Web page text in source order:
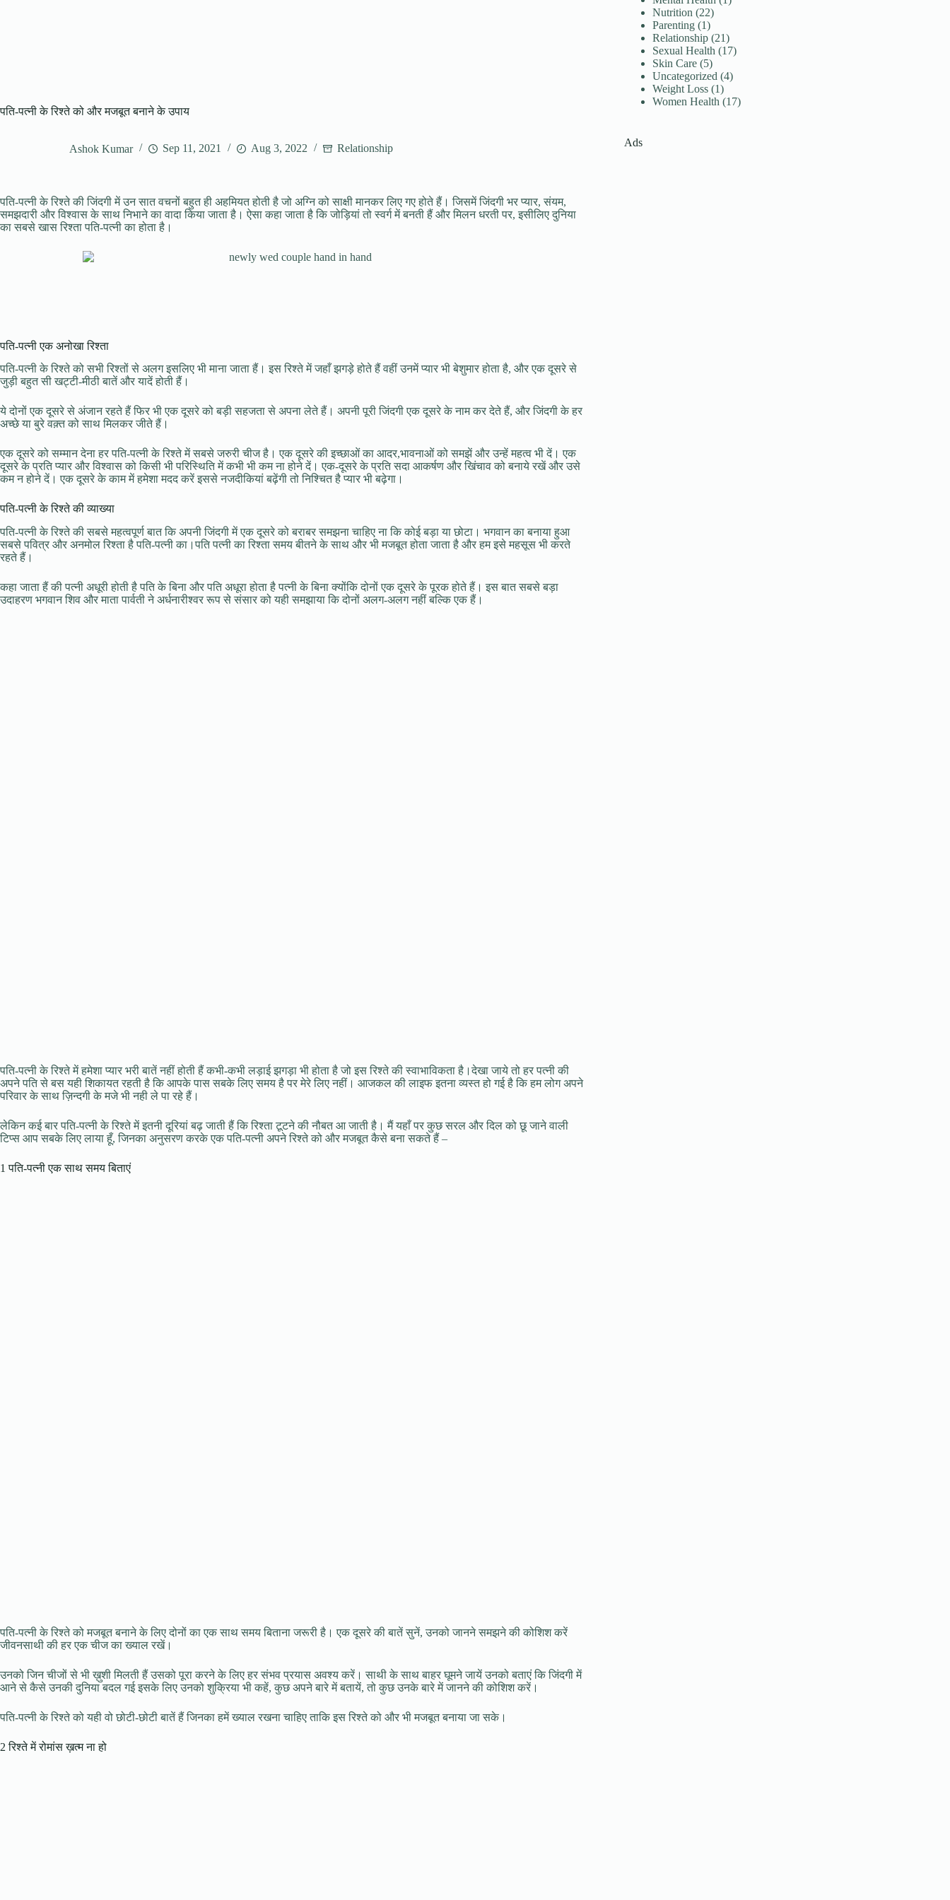
पति-पत्नी के रिश्ते को और मजबूत बनाने के उपाय
Ashok Kumar Sep 11, 2021 Aug 3, 2022 Relationship
पति-पत्नी के रिश्ते की जिंदगी में उन सात वचनों बहुत ही अहमियत होती है जो अग्नि को साक्षी मानकर लिए गए होते हैं। जिसमें जिंदगी भर प्यार, संयम,
समझदारी और विश्वास के साथ निभाने का वादा किया जाता है। ऐसा कहा जाता है कि जोड़ियां तो स्वर्ग में बनती हैं और मिलन धरती पर, इसीलिए दुनिया
का सबसे खास रिश्ता पति-पत्नी का होता है।
पति-पत्नी एक अनोखा रिश्ता
पति-पत्नी के रिश्ते को सभी रिश्तों से अलग इसलिए भी माना जाता हैं। इस रिश्ते में जहाँ झगड़े होते हैं वहीं उनमें प्यार भी बेशुमार होता है, और एक दूसरे से
जुड़ी बहुत सी खट्टी-मीठी बातें और यादें होती हैं।
ये दोनों एक दूसरे से अंजान रहते हैं फिर भी एक दूसरे को बड़ी सहजता से अपना लेते हैं। अपनी पूरी जिंदगी एक दूसरे के नाम कर देते हैं, और जिंदगी के हर
अच्छे या बुरे वक़्त को साथ मिलकर जीते हैं।
एक दूसरे को सम्मान देना हर पति-पत्नी के रिश्ते में सबसे जरुरी चीज है। एक दूसरे की इच्छाओं का आदर,भावनाओं को समझें और उन्हें महत्व भी दें। एक
दूसरे के प्रति प्यार और विश्वास को किसी भी परिस्थिति में कभी भी कम ना होने दें। एक-दूसरे के प्रति सदा आकर्षण और खिंचाव को बनाये रखें और उसे
कम न होने दें। एक दूसरे के काम में हमेशा मदद करें इससे नजदीकियां बढ़ेंगी तो निश्चित है प्यार भी बढ़ेगा।
पति-पत्नी के रिश्ते की व्याख्या
पति-पत्नी के रिश्ते की सबसे महत्वपूर्ण बात कि अपनी जिंदगी में एक दूसरे को बराबर समझना चाहिए ना कि कोई बड़ा या छोटा। भगवान का बनाया हुआ
सबसे पवित्र और अनमोल रिश्ता है पति-पत्नी का।पति पत्नी का रिश्ता समय बीतने के साथ और भी मजबूत होता जाता है और हम इसे महसूस भी करते
रहते हैं।
कहा जाता हैं की पत्नी अधूरी होती है पति के बिना और पति अधूरा होता है पत्नी के बिना क्योंकि दोनों एक दूसरे के पूरक होते हैं। इस बात सबसे बड़ा
उदाहरण भगवान शिव और माता पार्वती ने अर्धनारीश्वर रूप से संसार को यही समझाया कि दोनों अलग-अलग नहीं बल्कि एक हैं।
पति-पत्नी के रिश्ते में हमेशा प्यार भरी बातें नहीं होती हैं कभी-कभी लड़ाई झगड़ा भी होता है जो इस रिश्ते की स्वाभाविकता है।देखा जाये तो हर पत्नी की
अपने पति से बस यही शिकायत रहती है कि आपके पास सबके लिए समय है पर मेरे लिए नहीं। आजकल की लाइफ इतना व्यस्त हो गई है कि हम लोग अपने
परिवार के साथ ज़िन्दगी के मजे भी नही ले पा रहे हैं।
लेकिन कई बार पति-पत्नी के रिश्ते में इतनी दूरियां बढ़ जाती हैं कि रिश्ता टूटने की नौबत आ जाती है। मैं यहाँ पर कुछ सरल और दिल को छू जाने वाली
टिप्स आप सबके लिए लाया हूँ, जिनका अनुसरण करके एक पति-पत्नी अपने रिश्ते को और मजबूत कैसे बना सकते हैं –
1 पति-पत्नी एक साथ समय बिताएं
पति-पत्नी के रिश्ते को मजबूत बनाने के लिए दोनों का एक साथ समय बिताना जरूरी है। एक दूसरे की बातें सुनें, उनको जानने समझने की कोशिश करें
जीवनसाथी की हर एक चीज का ख्याल रखें।
उनको जिन चीजों से भी ख़ुशी मिलती हैं उसको पूरा करने के लिए हर संभव प्रयास अवश्य करें। साथी के साथ बाहर घूमने जायें उनको बताएं कि जिंदगी में
आने से कैसे उनकी दुनिया बदल गई इसके लिए उनको शुक्रिया भी कहें, कुछ अपने बारे में बतायें, तो कुछ उनके बारे में जानने की कोशिश करें।
पति-पत्नी के रिश्ते को यही वो छोटी-छोटी बातें हैं जिनका हमें ख्याल रखना चाहिए ताकि इस रिश्ते को और भी मजबूत बनाया जा सके।
2 रिश्ते में रोमांस ख़त्म ना हो
Nutrition (22)
Parenting (1)
Relationship (21)
Sexual Health (17)
Skin Care (5)
Uncategorized (4)
Weight Loss (1)
Women Health (17)
Ads